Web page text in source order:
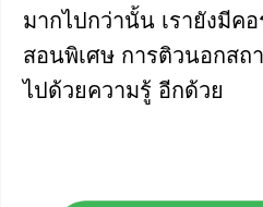
มากไปกว่านั้น เรายังมีค
สอนพิเศษ การติวนอกส
ไปด้วยความรู้ อีกด้วย